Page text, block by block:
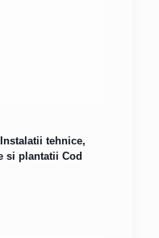
tehnice,
si plantatii Cod